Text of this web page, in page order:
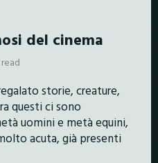
del cinema
storie, creature,
questi ci sono
uomini e metà equini,
acuta, già presenti